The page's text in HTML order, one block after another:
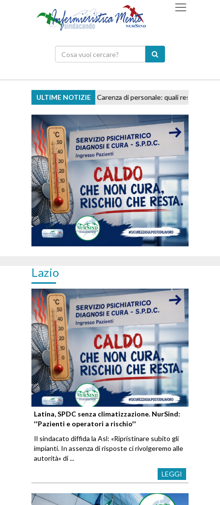
ULTIME NOTIZIECarenza di personale: quali responsabilità
Lazio
Latina, SPDC senza climatizzazione. NurSind:
''Pazienti e operatori a rischio''
Il sindacato diffida la Asl: «Ripristinare subito gli
impianti. In assenza di risposte ci rivolgeremo alle
autorità» di ...
LEGGI